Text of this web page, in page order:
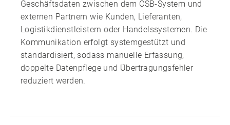
Geschäftsdaten zwischen dem CSB‑System und
externen Partnern wie Kunden, Lieferanten,
Logistikdienstleistern oder Handelssystemen. Die
Kommunikation erfolgt systemgestützt und
standardisiert, sodass manuelle Erfassung,
doppelte Datenpflege und Übertragungsfehler
reduziert werden.